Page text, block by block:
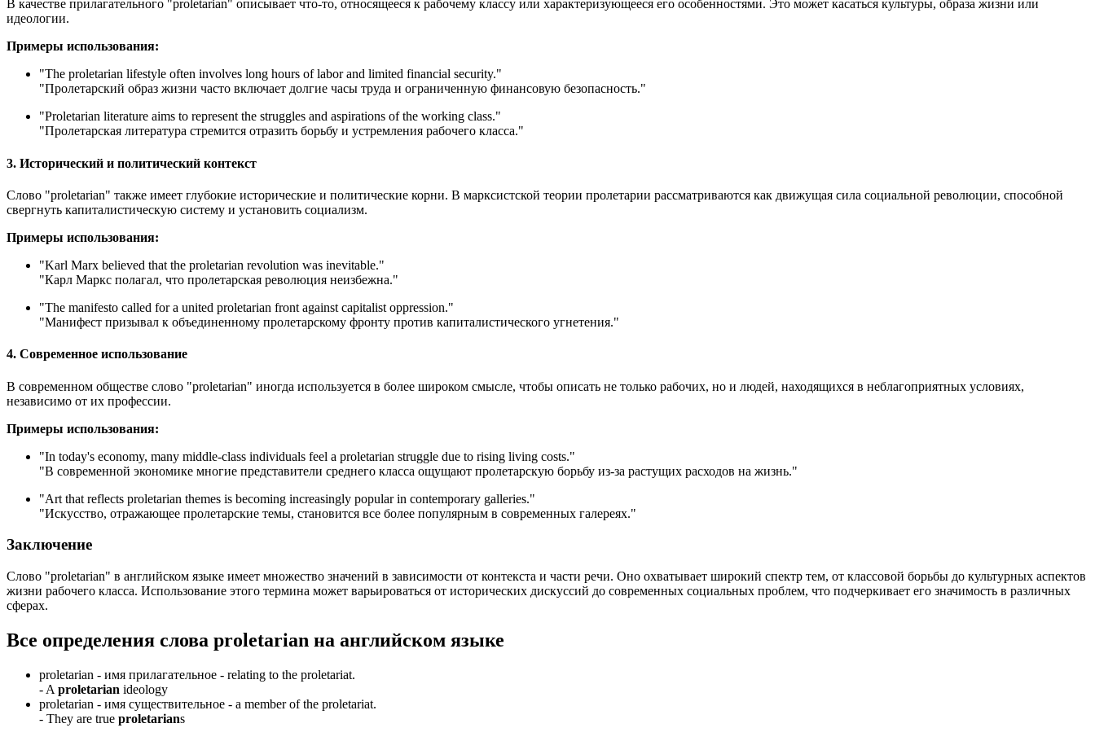
В качестве прилагательного "proletarian" описывает что-то, относящееся к рабочему классу или характеризующееся его особенностями. Это может касаться культуры, образа жизни или
идеологии.
Примеры использования:
"The proletarian lifestyle often involves long hours of labor and limited financial security."
"Пролетарский образ жизни часто включает долгие часы труда и ограниченную финансовую безопасность."
"Proletarian literature aims to represent the struggles and aspirations of the working class."
"Пролетарская литература стремится отразить борьбу и устремления рабочего класса."
3. Исторический и политический контекст
Слово "proletarian" также имеет глубокие исторические и политические корни. В марксистской теории пролетарии рассматриваются как движущая сила социальной революции, способной
свергнуть капиталистическую систему и установить социализм.
Примеры использования:
"Karl Marx believed that the proletarian revolution was inevitable."
"Карл Маркс полагал, что пролетарская революция неизбежна."
"The manifesto called for a united proletarian front against capitalist oppression."
"Манифест призывал к объединенному пролетарскому фронту против капиталистического угнетения."
4. Современное использование
В современном обществе слово "proletarian" иногда используется в более широком смысле, чтобы описать не только рабочих, но и людей, находящихся в неблагоприятных условиях,
независимо от их профессии.
Примеры использования:
"In today's economy, many middle-class individuals feel a proletarian struggle due to rising living costs."
"В современной экономике многие представители среднего класса ощущают пролетарскую борьбу из-за растущих расходов на жизнь."
"Art that reflects proletarian themes is becoming increasingly popular in contemporary galleries."
"Искусство, отражающее пролетарские темы, становится все более популярным в современных галереях."
Заключение
Слово "proletarian" в английском языке имеет множество значений в зависимости от контекста и части речи. Оно охватывает широкий спектр тем, от классовой борьбы до культурных аспектов
жизни рабочего класса. Использование этого термина может варьироваться от исторических дискуссий до современных социальных проблем, что подчеркивает его значимость в различных
сферах.
Все определения слова proletarian на английском языке
proletarian - имя прилагательное - relating to the proletariat.
- A proletarian ideology
proletarian - имя существительное - a member of the proletariat.
- They are true proletarians